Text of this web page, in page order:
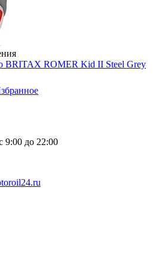
BRITAX ROMER Kid II Steel Grey
9:00 до 22:00